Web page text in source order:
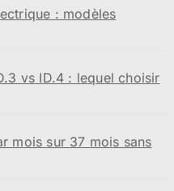
: modèles
vs ID.4 : lequel choisir
mois sur 37 mois sans